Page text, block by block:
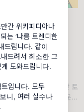
간 위키피디아나
는 ‘나름 트렌디한
드립니다. 같이
드려서 최소한 그
도와드립니다.
입니다. 모두
니, 여러 실수나
재 공지
드어워드입니다. 지난 토
에 빠지셨을 유가족분들
뀌는 트렌드와 신조어를